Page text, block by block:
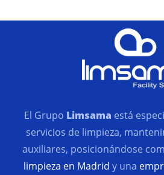
El Grupo Limsama está
servicios de limpieza,
auxiliares, posicionándose
limpieza en Madrid y una